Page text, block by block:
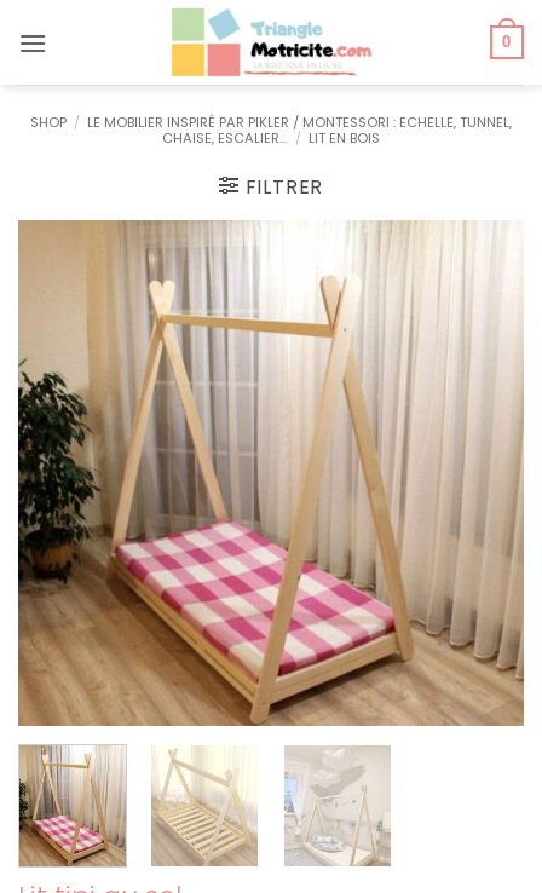
au
0
SHOP / LE MOBILIER INSPIRÉ PAR PIKLER / MONTESSORI : ECHELLE, TUNNEL,
CHAISE, ESCALIER… / LIT EN BOIS
FILTRER